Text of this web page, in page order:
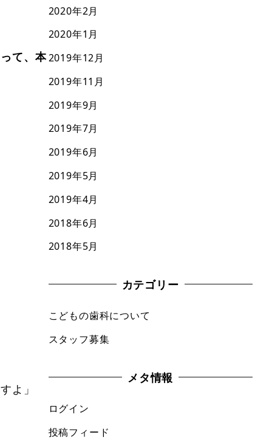
て、本
よ」
2020年2月
2020年1月
2019年12月
2019年11月
2019年9月
2019年7月
2019年6月
2019年5月
2019年4月
2018年6月
2018年5月
カテゴリー
こどもの歯科について
スタッフ募集
メタ情報
ログイン
投稿フィード